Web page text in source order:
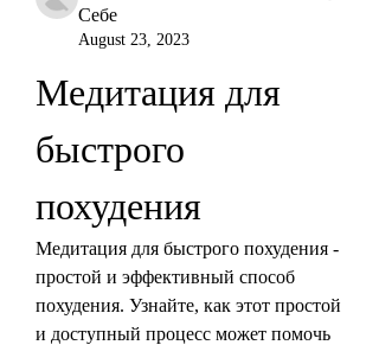
Себе
August 23, 2023
Медитация для
быстрого
похудения
Медитация для быстрого похудения -
простой и эффективный способ
похудения. Узнайте, как этот простой
и доступный процесс может помочь